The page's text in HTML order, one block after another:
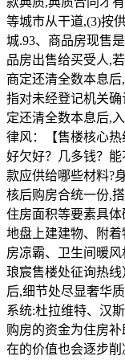
等城市从干道,(3)按
城.93、商品房现售
品房出售给买受人,
商定还清全数本息
指对未经登记机关
定还清全数本息后,
律风：【售楼核心
好欠好？几多钱？
款应供给哪些材料?
核后购房合统一份,
住房面积等要素具
地盘上建建物、附
房凉霸、卫生间暖
琅宸售楼处征询热
后,细节处尽显奢华
系统:杜拉维特、汉
购房的资金为住房
在的价值也会逐步